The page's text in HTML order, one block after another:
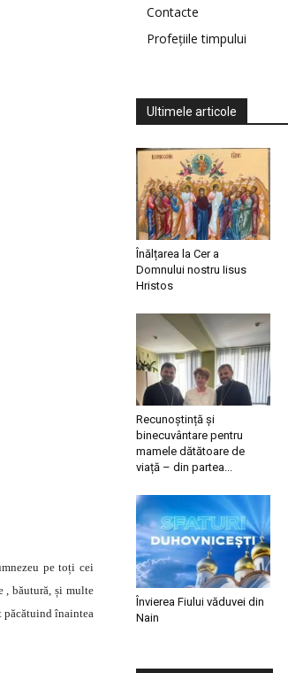
pe toți cei
, băutură, și multe
păcătuind înaintea
Contacte
Profețiile timpului
Ultimele articole
Înălțarea la Cer a
Domnului nostru Iisus
Hristos
Recunoștință și
binecuvântare pentru
mamele dătătoare de
viață – din partea...
Învierea Fiului văduvei din
Nain